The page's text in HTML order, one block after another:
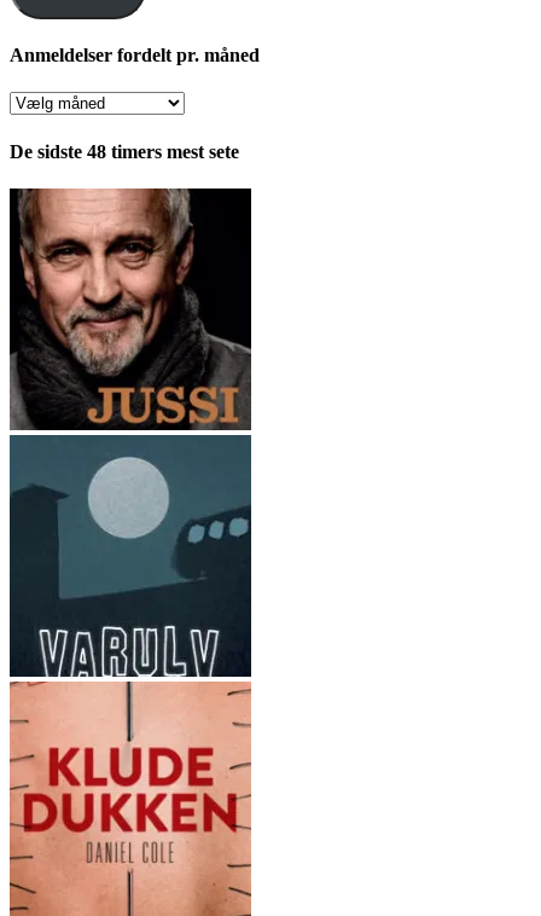
Anmeldelser fordelt pr. måned
Anmeldelser
pr.
De sidste 48 timers mest sete